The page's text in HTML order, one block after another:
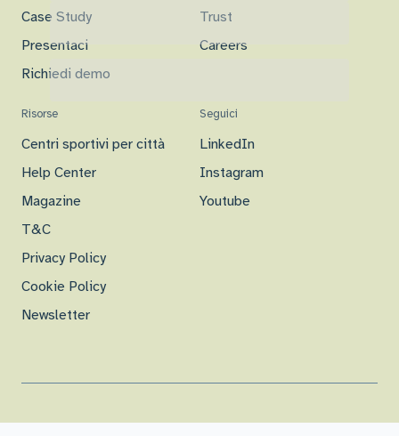
Case Study
Presentaci
Richiedi demo
Trust
Careers
Risorse
Centri sportivi per città
Help Center
Magazine
T&C
Privacy Policy
Cookie Policy
Newsletter
Seguici
LinkedIn
Instagram
Youtube